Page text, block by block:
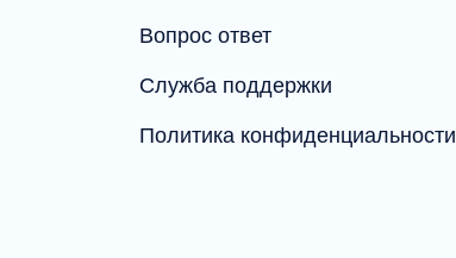
Вопрос ответ
Служба поддержки
Политика конфиденциальности